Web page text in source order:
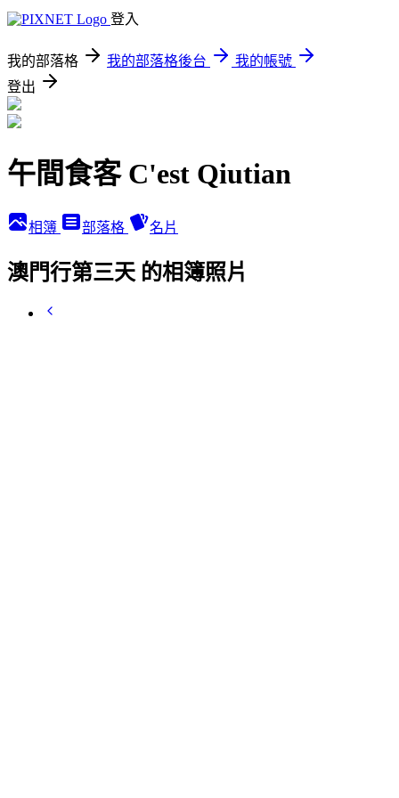
登入
我的部落格 我的部落格後台
我的帳號
登出
午間食客 C'est Qiutian
相簿 部落格 名片
澳門行第三天 的相簿照片